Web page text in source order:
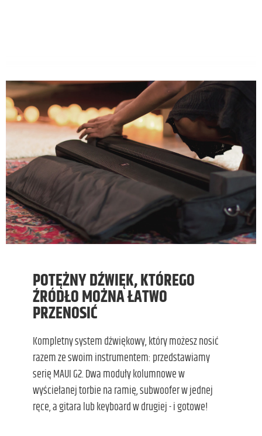
POTĘŻNY DŹWIĘK, KTÓREGO
ŹRÓDŁO MOŻNA ŁATWO
PRZENOSIĆ
Kompletny system dźwiękowy, który możesz nosić
razem ze swoim instrumentem: przedstawiamy
serię MAUI G2. Dwa moduły kolumnowe w
wyściełanej torbie na ramię, subwoofer w jednej
ręce, a gitara lub keyboard w drugiej - i gotowe!